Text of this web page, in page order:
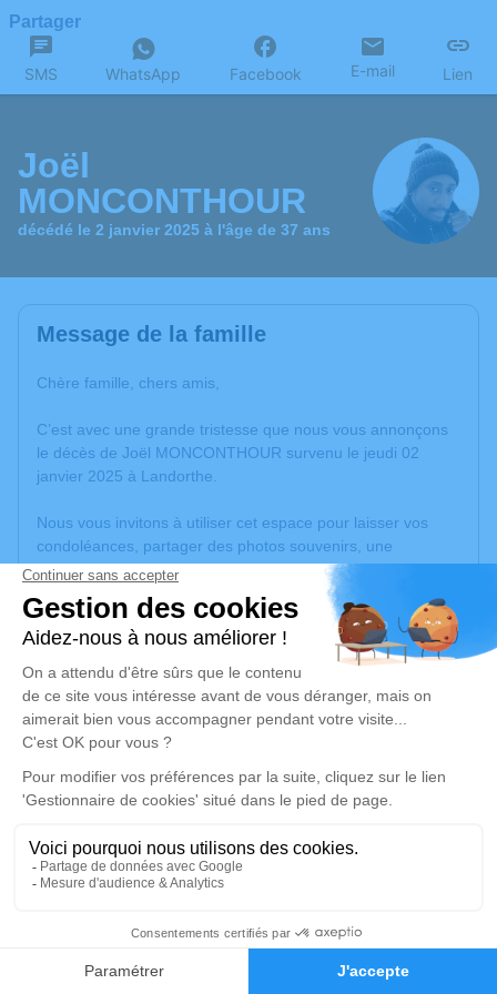
Faire-part Hommages
Partager
SMS WhatsApp Facebook E-mail Lien
Joël
MONCONTHOUR
décédé le 2 janvier 2025 à l'âge de 37 ans
Message de la famille
Chère famille, chers amis,
C’est avec une grande tristesse que nous vous annonçons
le décès de Joël MONCONTHOUR survenu le jeudi 02
janvier 2025 à Landorthe.
Nous vous invitons à utiliser cet espace pour laisser vos
condoléances, partager des photos souvenirs, une
anecdote ou exprimer vos pensées à travers des poèmes
ou des textes. Cet endroit est un lieu d'expression dédié à
honorer la mémoire de Joël MONCONTHOUR.
Un service de plantation d’arbre hommage estdisponible
mercredi 08 janvier 2025 à 15h00
Église Saint-Barthélémy de Landorthe
4 Rue Saint-Barthélémy